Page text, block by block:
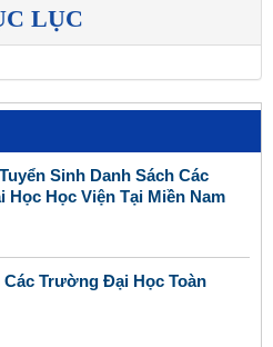
LỤC
Sinh Danh Sách Các
Học Viện Tại Miền Nam
Các Trường Đại Học Toàn